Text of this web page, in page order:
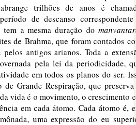
trilhões de anos é
de descanso
tem a mesma duração do
de Brahma, que foram contados
antigos arianos. Toda a
pela lei da periodicidade,
em todos os planos do ser.
de Grande Respiração, que
vida é o movimento, o crescimento
em cada átomo. Cada átomo é,
uma expressão do eu